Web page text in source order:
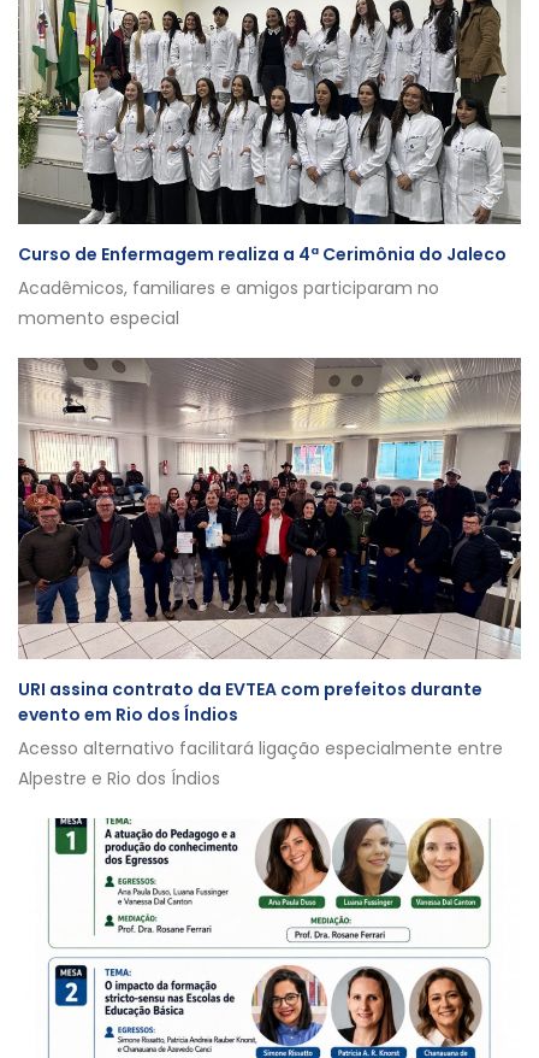
Curso de Enfermagem realiza a 4ª Cerimônia do Jaleco
Acadêmicos, familiares e amigos participaram no
momento especial
URI assina contrato da EVTEA com prefeitos durante
evento em Rio dos Índios
Acesso alternativo facilitará ligação especialmente entre
Alpestre e Rio dos Índios